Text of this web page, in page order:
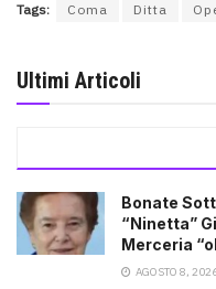
Tags: Coma Ditta
Ultimi Articoli
Bonate
“Ninetta”
Merceria
AGOSTO 8,